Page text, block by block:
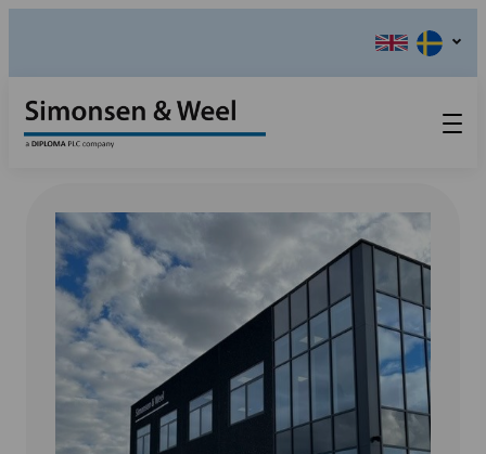
Kontakta oss
Våra värderingar
Om oss
Referensinstallation
Utställningar
Tlf.: 031 – 52 11 40